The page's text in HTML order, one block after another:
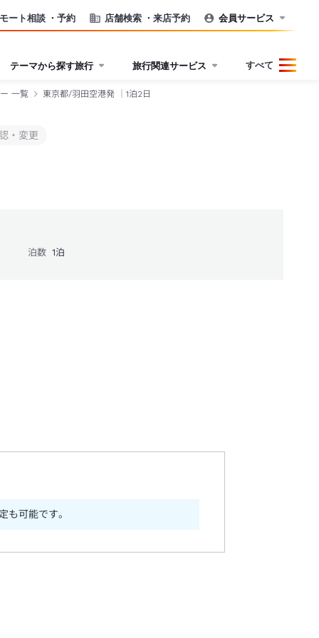
ート相談 ・予約 店舗検索 ・来店予約 会員サービス
テーマから探す旅行 旅行関連サービス すべて
一覧 東京都/羽田空港発 ｜1泊2日
・変更
泊数 1泊
も可能です。